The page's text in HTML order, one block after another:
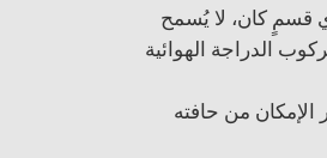
قسمٍ كان، لا يُسمح
الدراجة الهوائية
من حافته